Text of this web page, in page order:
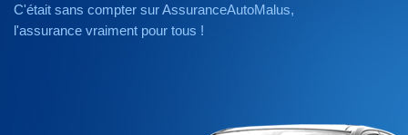
C'était sans compter sur AssuranceAutoMalus,
l'assurance vraiment pour tous !